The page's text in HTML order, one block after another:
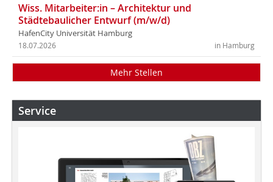
Wiss. Mitarbeiter:in – Architektur und
Städtebaulicher Entwurf (m/w/d)
HafenCity Universität Hamburg
in Hamburg
18.07.2026
Mehr Stellen
Service